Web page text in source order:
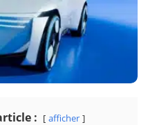
: afficher